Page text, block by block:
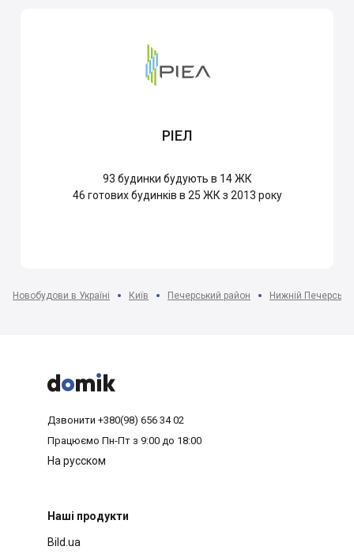
РІЕЛ
93 будинки будують в 14 ЖК
46 готових будинків в 25 ЖК з 2013 року
Новобудови в Україні Київ Печерський район Нижній Печерськ



Дзвонити +380(98) 656 34 02
Працюємо Пн-Пт з 9:00 до 18:00
На русском
Наші продукти
Bild.ua